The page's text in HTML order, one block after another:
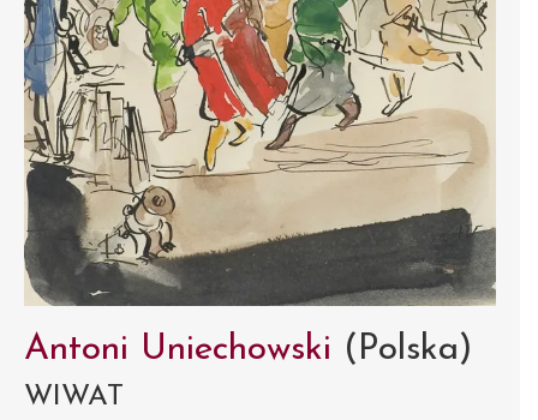
Antoni Uniechowski (Polska)
WIWAT